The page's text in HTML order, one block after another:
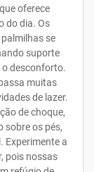
oferece
do dia. Os
se
suporte
o desconforto.
muitas
de lazer.
de choque,
sobre os pés,
Experimente a
pois nossas